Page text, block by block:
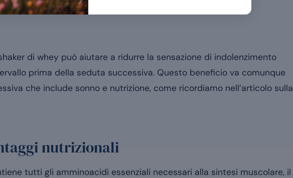
di whey può aiutare a ridurre la sensazione di indolenzimento
prima della seduta successiva. Questo beneficio va comunque
che include sonno e nutrizione, come ricordiamo nell’articolo sulla
nutrizionali
tutti gli amminoacidi essenziali necessari alla sintesi muscolare, il